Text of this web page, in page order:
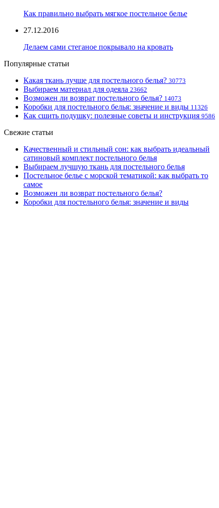
Как правильно выбрать мягкое постельное белье
27.12.2016
Делаем сами стеганое покрывало на кровать
Популярные статьи
Какая ткань лучше для постельного белья? 30773
Выбираем материал для одеяла 23662
Возможен ли возврат постельного белья? 14073
Коробки для постельного белья: значение и виды 11326
Как сшить подушку: полезные советы и инструкция 9586
Свежие статьи
Качественный и стильный сон: как выбрать идеальный
сатиновый комплект постельного белья
Выбираем лучшую ткань для постельного белья
Постельное белье с морской тематикой: как выбрать то
самое
Возможен ли возврат постельного белья?
Коробки для постельного белья: значение и виды